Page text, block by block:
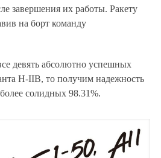
завершения их работы. Ракету
на борт команду
девять абсолютно успешных
H-IIВ, то получим надежность
солидных 98.31%.